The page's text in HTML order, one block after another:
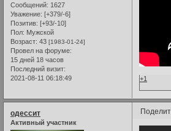
Сообщений: 1627
Уважение: [+379/-6]
Позитив: [+93/-10]
Пол: Мужской
Возраст: 43 [1983-01-24]
Провел на форуме:
15 дней 18 часов
Последний визит:
2021-08-11 06:18:49
+1
одессит
Активный участник